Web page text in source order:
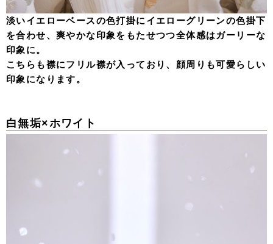
淡いイエローベースの色打掛にイエローグリーンの色掛下
を合わせ、爽やかな印象をもたせつつ全体感はガーリーな
印象に。
こちらも襟にフリル襟が入っており、顔周りも可愛らしい
印象になります。
白無垢×ホワイト